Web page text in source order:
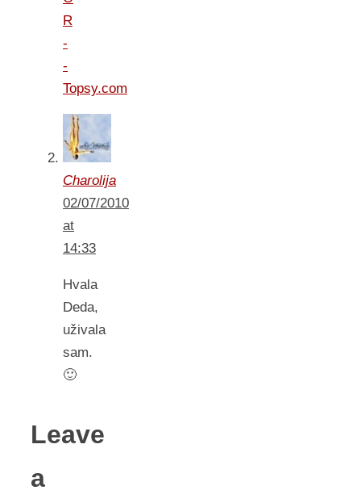
R
-
-
Topsy.com
Charolija
02/07/2010
at
14:33
Hvala
Deda,
uživala
sam.
🙂
Leave
a